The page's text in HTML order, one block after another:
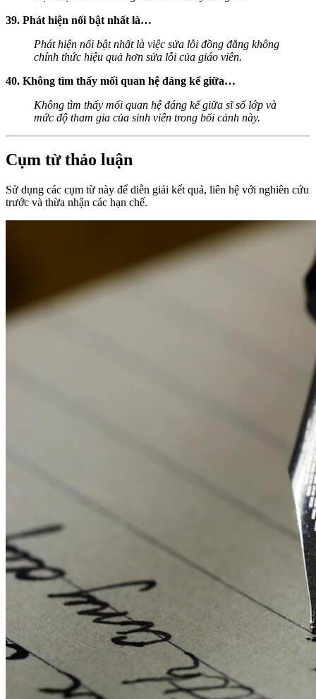
39. Phát hiện nổi bật nhất là…
Phát hiện nổi bật nhất là việc sửa lỗi đồng đẳng không
chính thức hiệu quả hơn sửa lỗi của giáo viên.
40. Không tìm thấy mối quan hệ đáng kể giữa…
Không tìm thấy mối quan hệ đáng kể giữa sĩ số lớp và
mức độ tham gia của sinh viên trong bối cảnh này.
Cụm từ thảo luận
Sử dụng các cụm từ này để diễn giải kết quả, liên hệ với nghiên cứu
trước và thừa nhận các hạn chế.